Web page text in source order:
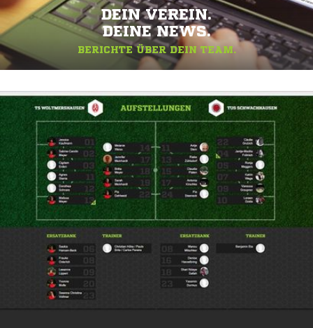
DEIN VEREIN.
DEINE NEWS.
BERICHTE ÜBER DEIN TEAM.